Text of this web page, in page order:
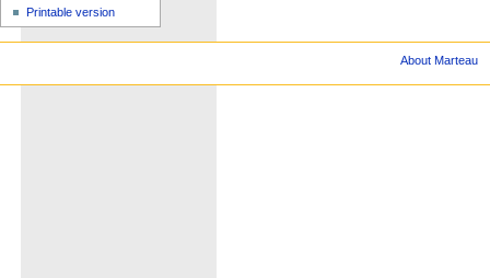
Printable version
About Marteau